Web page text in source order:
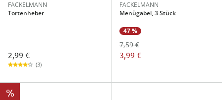
FACKELMANN
Tortenheber
2,99 €
(3)
FACKELMANN
Menügabel, 3 Stück
47 %
7,59 €
3,99 €
%